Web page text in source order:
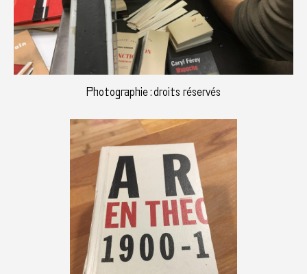
Photographie : droits réservés